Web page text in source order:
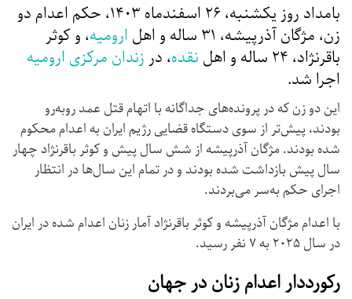
بامداد روز یکشنبه، ۲۶ اسفندماه ۱۴۰۳، حکم اعدام دو
زن، مژگان آذرپیشه، ۳۱ ساله و اهل
ارومیه، و کوثر
باقرنژاد، ۲۴ ساله و اهل
نقده، در زندان مرکزی ارومیه
اجرا شد.
این دو زن که در پرونده‌های جداگانه با اتهام قتل عمد روبه‌رو
بودند، پیش‌تر از سوی دستگاه قضایی رژیم ایران به اعدام محکوم
شده بودند. مژگان آذرپیشه از شش سال پیش و کوثر باقرنژاد چهار
سال پیش بازداشت شده بودند و در تمام این سال‌ها در انتظار
اجرای حکم به‌سر می‌بردند.
با اعدام مژگان آذرپیشه و کوثر باقرنژاد آمار زنان اعدام شده در ایران
در سال ۲۰۲۵ به ۷ نفر رسید.
رکورددار اعدام زنان در جهان